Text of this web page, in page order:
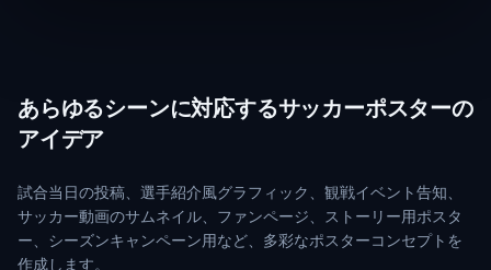
あらゆるシーンに対応するサッカーポスターの
アイデア
試合当日の投稿、選手紹介風グラフィック、観戦イベント告知、
サッカー動画のサムネイル、ファンページ、ストーリー用ポスタ
ー、シーズンキャンペーン用など、多彩なポスターコンセプトを
作成します。